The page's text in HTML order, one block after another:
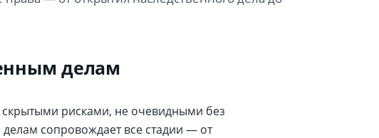
делам
рисками, не очевидными без
сопровождает все стадии — от